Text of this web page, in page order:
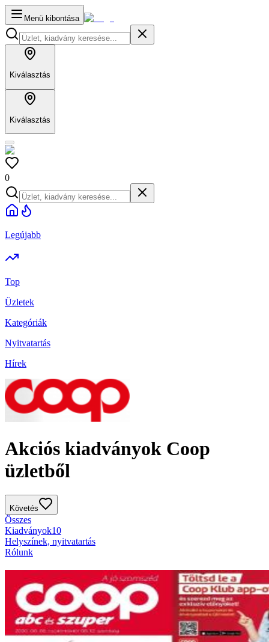
Menü kibontása
Kiválasztás
Kiválasztás
0
Legújabb
Top
Üzletek
Kategóriák
Nyitvatartás
Hírek
Akciós kiadványok Coop
üzletből
Követés
Összes
Kiadványok10
Helyszínek, nyitvatartás
Rólunk